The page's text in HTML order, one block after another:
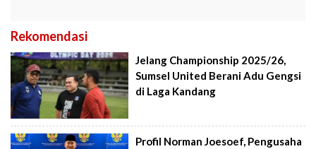
Rekomendasi
Jelang Championship 2025/26,
Sumsel United Berani Adu Gengsi
di Laga Kandang
Profil Norman Joesoef, Pengusaha